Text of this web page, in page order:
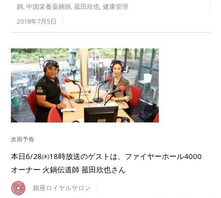
鍋,中国栄養薬膳師,菰田欣也,健康管理
2018年7月5日
次回予告
本日6/28㈭18時放送のゲストは、ファイヤーホール4000
オーナー 火鍋伝道師 菰田欣也さん
銀座ロイヤルサロン